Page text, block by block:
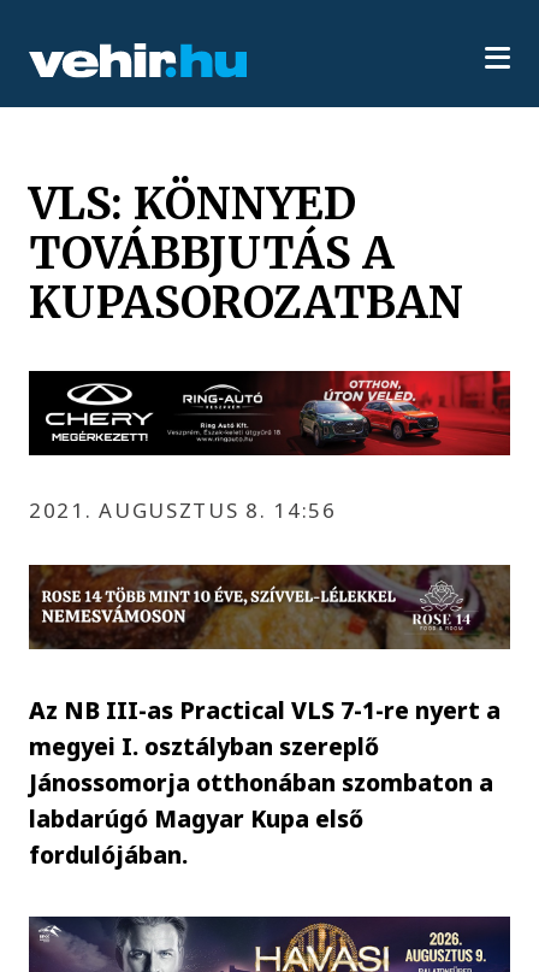
VLS: KÖNNYED
TOVÁBBJUTÁS A
KUPASOROZATBAN
2021. AUGUSZTUS 8. 14:56
Az NB III-as Practical VLS 7-1-re nyert a
megyei I. osztályban szereplő
Jánossomorja otthonában szombaton a
labdarúgó Magyar Kupa első
fordulójában.